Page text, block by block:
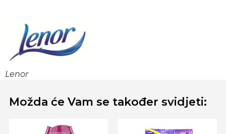
Lenor
Možda će Vam se također svidjeti: